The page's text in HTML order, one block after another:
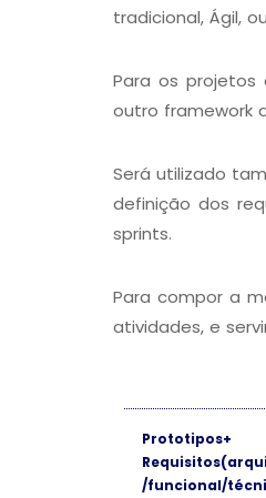
tradicional, Ágil,
Para os projetos
outro framework
Será utilizado
definição dos
sprints.
Para compor a
atividades, e
Prototipos+
Requisitos
/funcional/